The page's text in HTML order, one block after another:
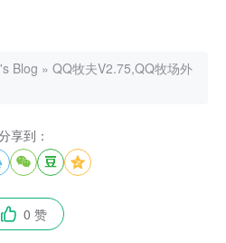
Blog » QQ牧夫V2.75,QQ牧场外
享到：
  
 0 赞